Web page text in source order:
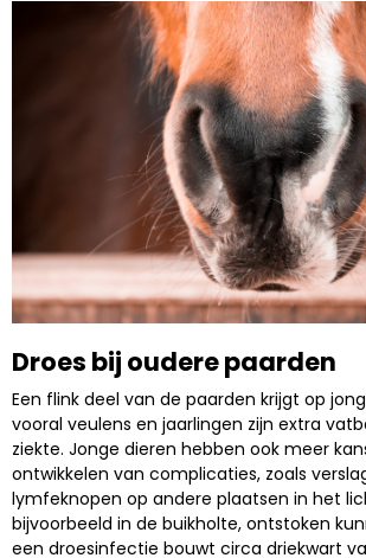
Droes bij oudere paarden
Een flink deel van de paarden krijgt op
vooral veulens en jaarlingen zijn extra
ziekte. Jonge dieren hebben ook meer
ontwikkelen van complicaties, zoals
lymfeknopen op andere plaatsen in het
bijvoorbeeld in de buikholte, ontstoken
een droesinfectie bouwt circa driekwart